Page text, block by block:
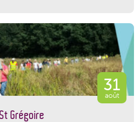
31
août
Grégoire